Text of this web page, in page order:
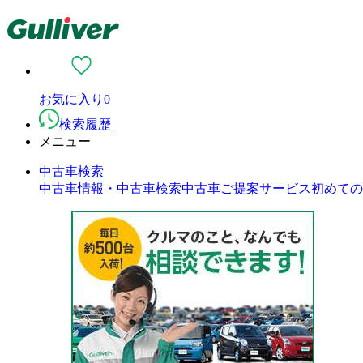
お気に入り 0
検索履歴
メニュー
中古車検索
中古車情報・中古車検索中古車ご提案サービス初めて